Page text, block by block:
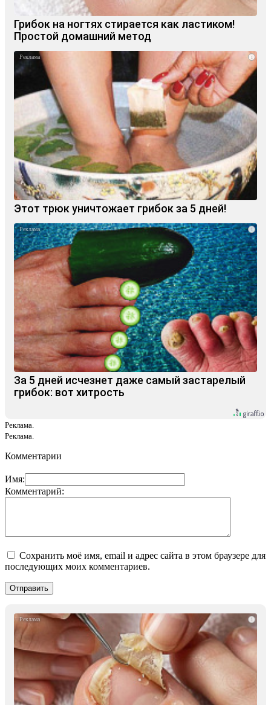
Грибок на ногтях стирается как ластиком!
Простой домашний метод
i
Этот трюк уничтожает грибок за 5 дней!
i
За 5 дней исчезнет даже самый застарелый
грибок: вот хитрость
Реклама.
Реклама.
Комментарии
Имя:
Комментарий:
Сохранить моё имя, email и адрес сайта в этом браузере для
последующих моих комментариев.
i